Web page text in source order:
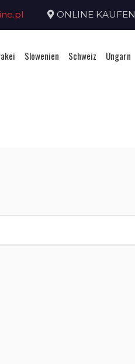
ONLINE KAUFEN
Slowenien Schweiz Ungarn